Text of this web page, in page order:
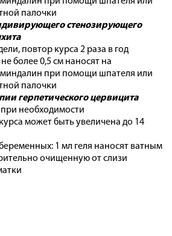
палочки
стенозирующего
повтор курса 2 раза в год
более 0,5 см наносят на
при помощи шпателя или
палочки
герпетического цервицита
при необходимости
может быть увеличена до 14
1 мл геля наносят ватным
очищенную от слизи